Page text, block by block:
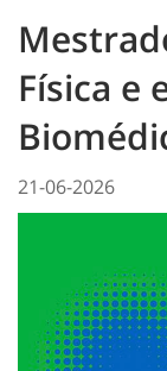
Física e
21-06-2026